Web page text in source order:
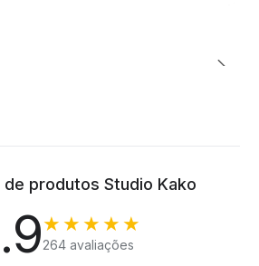
de produtos Studio Kako
★★★★★
264 avaliações